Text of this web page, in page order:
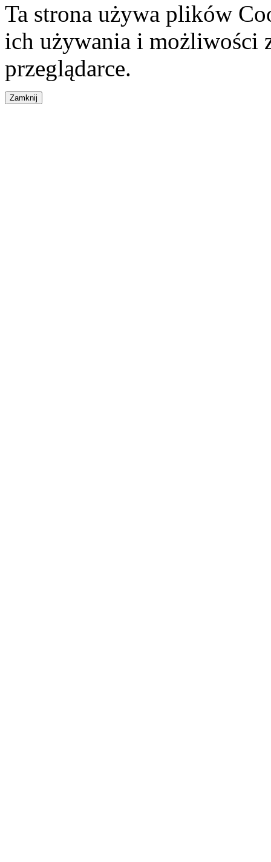
Ta strona używa plików
ich używania i możliwości
przeglądarce.